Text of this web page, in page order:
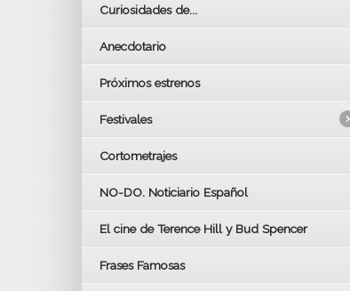
Curiosidades de...
Anecdotario
Próximos estrenos
Festivales
LOS OSCARS
BAFTA
Cortometrajes
NO-DO. Noticiario Español
El cine de Terence Hill y Bud Spencer
Frases Famosas